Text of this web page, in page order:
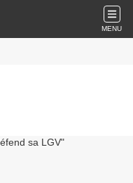
MENU